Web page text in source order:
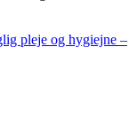
pleje og hygiejne –